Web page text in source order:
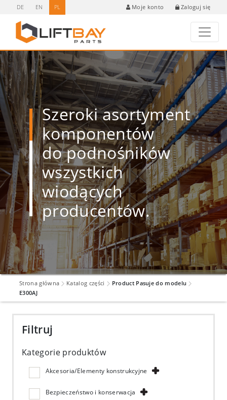
DE EN PL Moje konto Zaloguj się
Szeroki asortyment
komponentów
do podnośników
wszystkich
wiodących
producentów.
Strona główna Katalog części
Product Pasuje do modelu
E300AJ
Filtruj
Kategorie produktów
Akcesoria/Elementy konstrukcyjne
Bezpieczeństwo i konserwacja